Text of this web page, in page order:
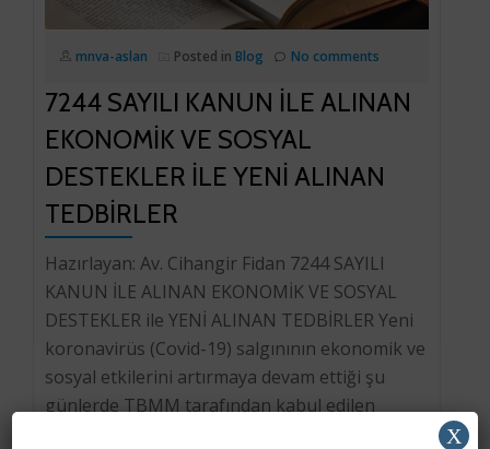
mnva-aslan Posted in Blog No comments
7244 SAYILI KANUN İLE ALINAN
EKONOMİK VE SOSYAL
DESTEKLER ILE YENİ ALINAN
TEDBİRLER
Hazırlayan: Av. Cihangir Fidan 7244 SAYILI
KANUN İLE ALINAN EKONOMİK VE SOSYAL
DESTEKLER ile YENİ ALINAN TEDBİRLER Yeni
koronavirüs (Covid-19) salgınının ekonomik ve
sosyal etkilerini artırmaya devam ettiği şu
günlerde TBMM tarafından kabul edilen
X